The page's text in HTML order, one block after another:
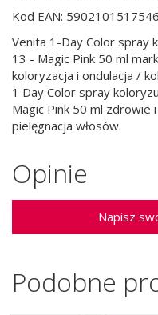
Kod EAN: 5902101517546
Venita 1-Day Color spray
13 - Magic Pink 50 ml
koloryzacja i ondulacja /
1 Day Color spray
Magic Pink 50 ml zdrowie
pielęgnacja włosów.
Opinie
Napisz
Podobne